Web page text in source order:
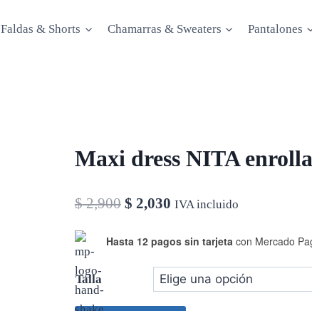
Faldas & Shorts Chamarras & Sweaters Pantalones
Maxi dress NITA
$2,900 El
original
$ 2,030El
actual
es:
IVA incluido
Hasta 12 pagos sin tarjetacon Mercado
Talla